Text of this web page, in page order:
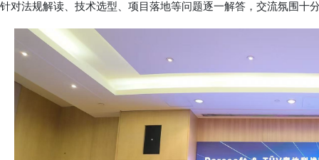
针对法规解读、技术选型、项目落地等问题逐一解答，交流氛围十